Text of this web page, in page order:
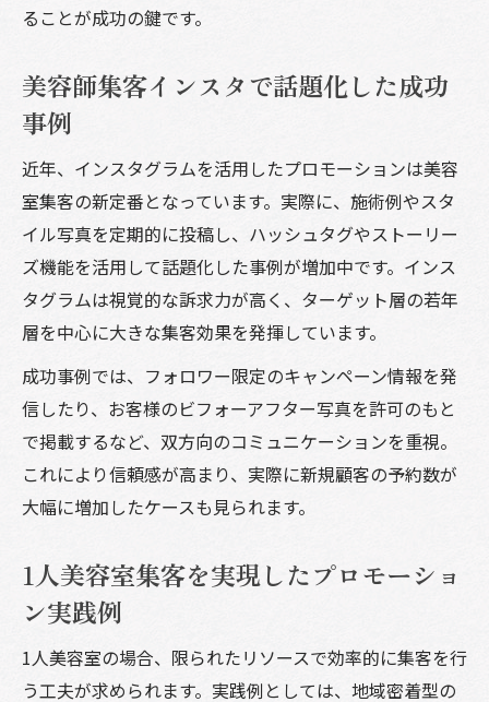
ることが成功の鍵です。
美容師集客インスタで話題化した成功
事例
近年、インスタグラムを活用したプロモーションは美容
室集客の新定番となっています。実際に、施術例やスタ
イル写真を定期的に投稿し、ハッシュタグやストーリー
ズ機能を活用して話題化した事例が増加中です。インス
タグラムは視覚的な訴求力が高く、ターゲット層の若年
層を中心に大きな集客効果を発揮しています。
成功事例では、フォロワー限定のキャンペーン情報を発
信したり、お客様のビフォーアフター写真を許可のもと
で掲載するなど、双方向のコミュニケーションを重視。
これにより信頼感が高まり、実際に新規顧客の予約数が
大幅に増加したケースも見られます。
1人美容室集客を実現したプロモーショ
ン実践例
1人美容室の場合、限られたリソースで効率的に集客を行
う工夫が求められます。実践例としては、地域密着型の